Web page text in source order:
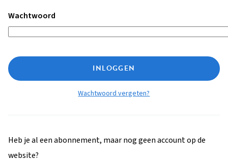
Wachtwoord
INLOGGEN
Wachtwoord vergeten?
Heb je al een abonnement, maar nog geen account op de
website?